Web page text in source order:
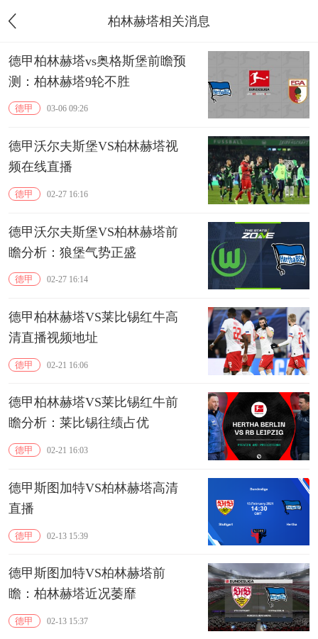
柏林赫塔相关消息
德甲柏林赫塔vs奥格斯堡前瞻预
测：柏林赫塔9轮不胜
德甲 03-06 09:26
德甲沃尔夫斯堡VS柏林赫塔视
频在线直播
德甲 02-27 16:16
德甲沃尔夫斯堡VS柏林赫塔前
瞻分析：狼堡气势正盛
德甲 02-27 16:14
德甲柏林赫塔VS莱比锡红牛高
清直播视频地址
德甲 02-21 16:06
德甲柏林赫塔VS莱比锡红牛前
瞻分析：莱比锡往绩占优
德甲 02-21 16:03
德甲斯图加特VS柏林赫塔高清
直播
德甲 02-13 15:39
德甲斯图加特VS柏林赫塔前
瞻：柏林赫塔近况萎靡
德甲 02-13 15:37